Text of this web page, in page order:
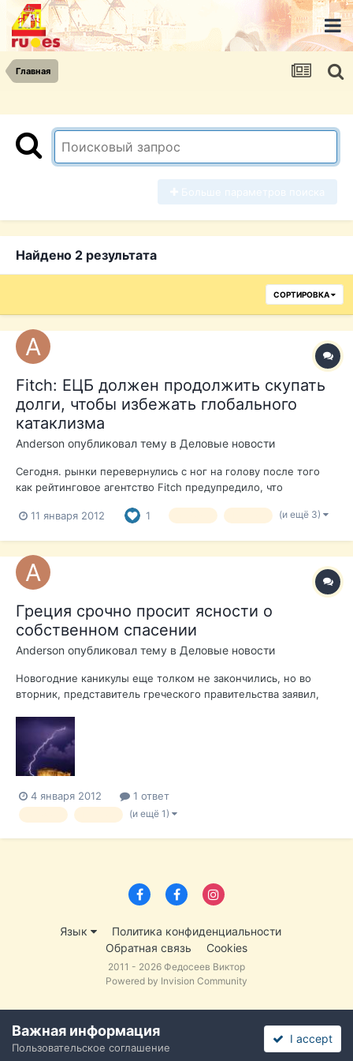
Главная
Найдено 2 результата
СОРТИРОВКА
Fitch: ЕЦБ должен продолжить скупать
долги, чтобы избежать глобального
катаклизма
Anderson опубликовал тему в Деловые новости
Сегодня. рынки перевернулись с ног на голову после того
как рейтинговое агентство Fitch предупредило, что
суверенных долгов, чтобы поддержать Италию и избежать
11 января 2012 1 (и ещё 3)
Греция срочно просит ясности о
собственном спасении
Anderson опубликовал тему в Деловые новости
Новогодние каникулы еще толком не закончились, но во
вторник, представитель греческого правительства заявил,
вопроса останется ли его страна в составе зоны евро.
Переговоры по Спасительному соглашению с ЕС должны
быть завершены или... В новы...
4 января 2012 1 ответ
(и ещё 1)
Язык
Политика конфиденциальности
Обратная связь
Cookies
2011 - 2026 Федосеев Виктор
Powered by Invision Community
Важная информация
Пользовательское соглашение
I accept